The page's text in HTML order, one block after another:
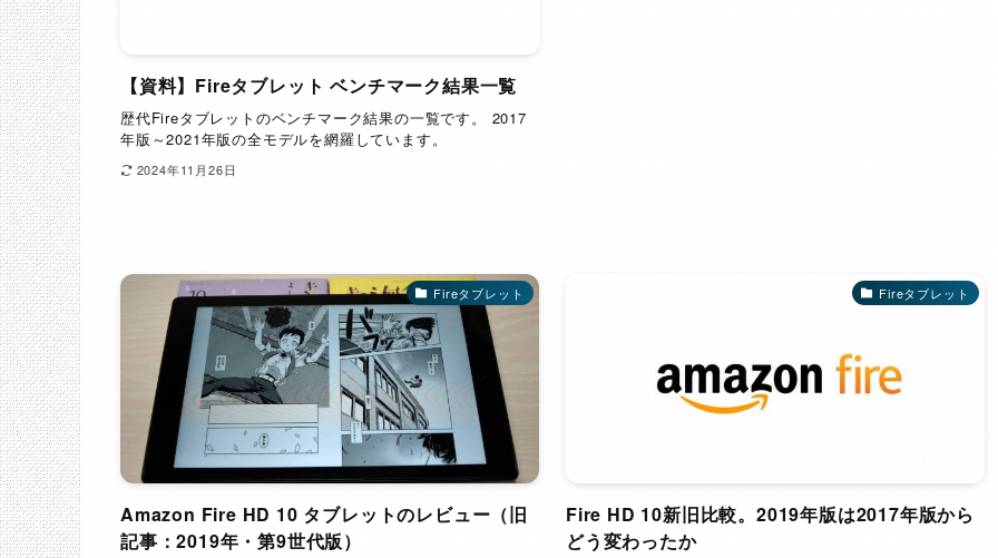
【資料】Fireタブレット ベンチマーク結果一覧
歴代Fireタブレットのベンチマーク結果の一覧です。 2017
年版～2021年版の全モデルを網羅しています。
2024年11月26日
Fireタブレット
Amazon Fire HD 10 タブレットのレビュー（旧
記事：2019年・第9世代版）
Fireタブレット
Fire HD 10新旧比較。2019年版は2017年版から
どう変わったか